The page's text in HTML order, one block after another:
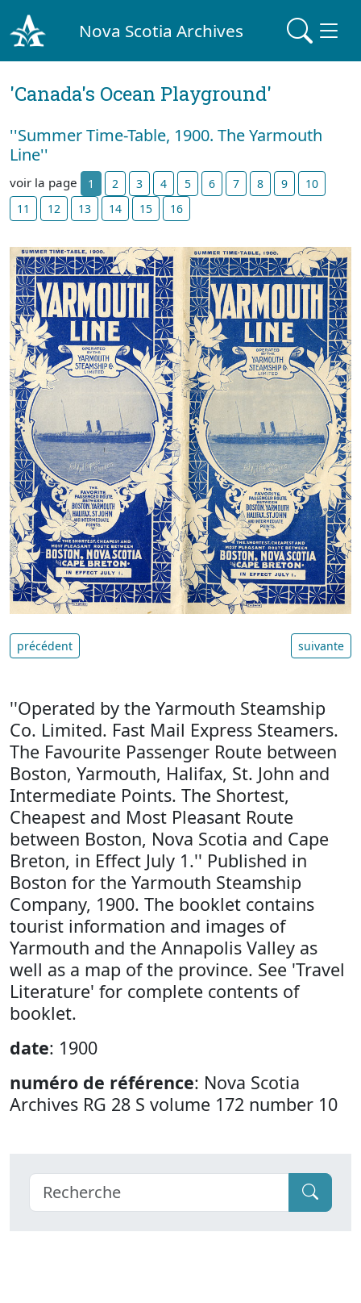
Nova Scotia Archives
'Canada's Ocean Playground'
''Summer Time-Table, 1900. The Yarmouth
Line''
voir la page 1 2 3 4 5 6 7 8 9
10
11
12 13 14 15 16
précédent suivante
''Operated by the Yarmouth Steamship
Co. Limited. Fast Mail Express Steamers.
The Favourite Passenger Route between
Boston, Yarmouth, Halifax, St. John and
Intermediate Points. The Shortest,
Cheapest and Most Pleasant Route
between Boston, Nova Scotia and Cape
Breton, in Effect July 1.'' Published in
Boston for the Yarmouth Steamship
Company, 1900. The booklet contains
tourist information and images of
Yarmouth and the Annapolis Valley as
well as a map of the province. See 'Travel
Literature' for complete contents of
booklet.
date: 1900
numéro de référence: Nova Scotia
Archives RG 28 S volume 172 number 10